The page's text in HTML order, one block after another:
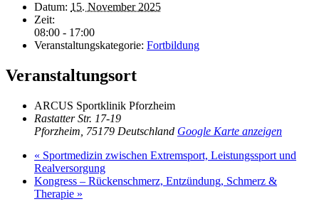
Datum: 15. November 2025
Zeit:
08:00 - 17:00
Veranstaltungskategorie: Fortbildung
Veranstaltungsort
ARCUS Sportklinik Pforzheim
Rastatter Str. 17-19
Pforzheim 75179 Deutschland Google Karte anzeigen
« Sportmedizin zwischen Extremsport, Leistungssport und
Realversorgung
Kongress – Rückenschmerz, Entzündung, Schmerz &
Therapie »